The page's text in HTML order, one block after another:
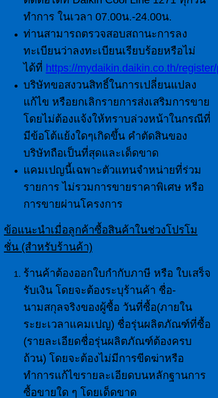
ทำการ ในเวลา 07.00น.-24.00น.
ท่านสามารถตรวจสอบสถานะการลง
ทะเบียนว่าลงทะเบียนเรียบร้อยหรือไม่
ได้ที่ https://mydaikin.daikin.co.th/
บริษัทขอสงวนสิทธิ์ในการเปลี่ยนแปลง
แก้ไข หรือยกเลิกรายการส่งเสริมการขาย
โดยไม่ต้องแจ้งให้ทราบล่วงหน้าในกรณีที่
มีข้อโต้แย้งใดๆเกิดขึ้น คำตัดสินของ
บริษัทถือเป็นที่สุดและเด็ดขาด
แคมเปญนี้เฉพาะตัวแทนจำหน่ายที่ร่วม
รายการ ไม่รวมการขายราคาพิเศษ หรือ
การขายผ่านโครงการ
ข้อแนะนำเมื่อลูกค้าซื้อสินค้าในช่วงโปรโม
ชั่น (สำหรับร้านค้า)
ร้านค้าต้องออกใบกำกับภาษี หรือ ใบเสร็จ
รับเงิน โดยจะต้องระบุร้านค้า ชื่อ-
นามสกุลจริงของผู้ซื้อ วันที่ซื้อ(ภายใน
ระยะเวลาแคมเปญ) ชื่อรุ่นผลิตภัณฑ์ที่ซื้อ
(รายละเอียดชื่อรุ่นผลิตภัณฑ์ต้องครบ
ถ้วน) โดยจะต้องไม่มีการขีดฆ่าหรือ
ทำการแก้ไขรายละเอียดบนหลักฐานการ
ซื้อขายใด ๆ โดยเด็ดขาด